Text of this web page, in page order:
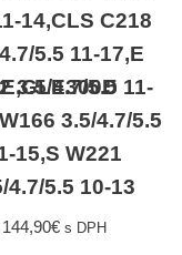
14,CLS C218
5.5 11-17,E
3.5/4.7/5.5 11-
3.5/4.7/5.5
15,S W221
4.7/5.5 10-13
144,90€ s DPH